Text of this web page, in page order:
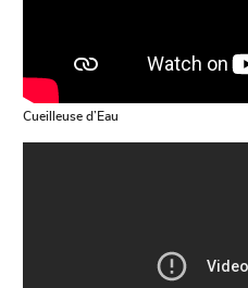
Cueilleuse d’Eau